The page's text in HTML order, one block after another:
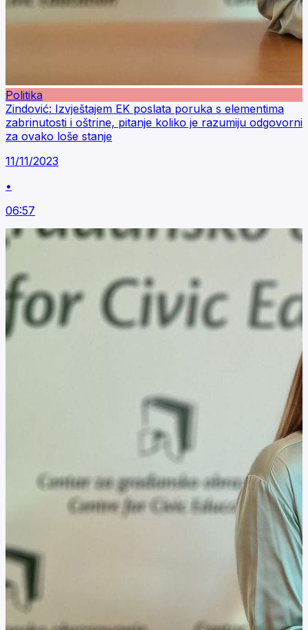
Politika
Zindović: Izvještajem EK poslata poruka s elementima
zabrinutosti i oštrine, pitanje koliko je razumiju odgovorni
za ovako loše stanje
11/11/2023
•
06:57